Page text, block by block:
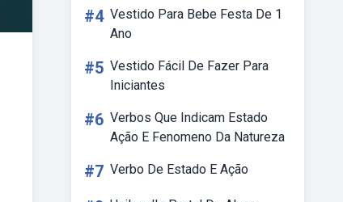
#4 Vestido Para Bebe Festa De 1
Ano
#5 Vestido Fácil De Fazer Para
Iniciantes
#6 Verbos Que Indicam Estado
Ação E Fenomeno Da Natureza
#7 Verbo De Estado E Ação